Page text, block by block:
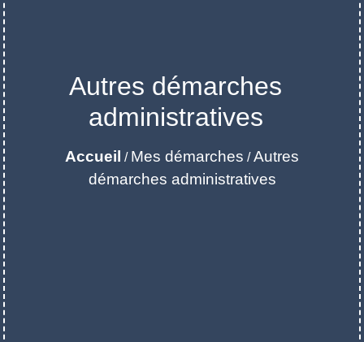
Autres démarches
administratives
Accueil / Mes démarches /Autres
démarches administratives